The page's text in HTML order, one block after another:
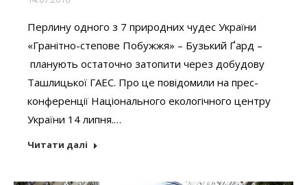
Перлину одного з 7 природних чудес України
«Гранітно-степове Побужжя» – Бузький Ґард –
планують остаточно затопити через добудову
Ташлицької ГАЕС. Про це повідомили на прес-
конференції Національного екологічного центру
України 14 липня.…
Читати далі